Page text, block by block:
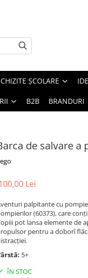
ȘCOLARE
B2B BRANDURI
de salvare
Lei
palpitante cu
(60373), care
pot lansa elemente de
pentru a doborî
5+
ÎN STOC